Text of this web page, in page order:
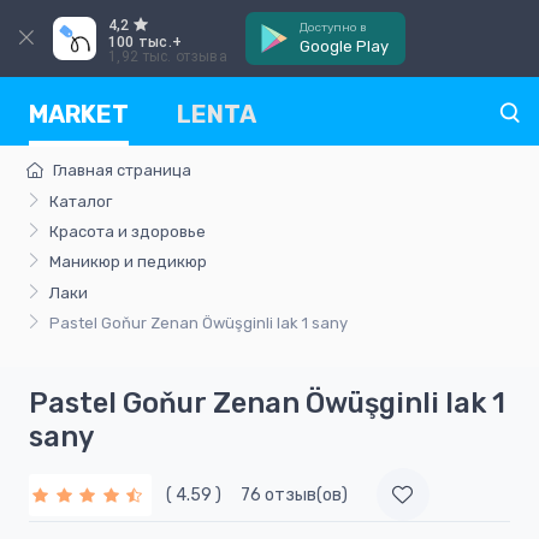
4,2
100 тыс.+
1,92 тыс. отзыва
Доступно в
Google Play
MARKET LENTA
Главная страница
Каталог
Красота и здоровье
Маникюр и педикюр
Лаки
Pastel Goňur Zenan Öwüşginli lak 1 sany
Pastel Goňur Zenan Öwüşginli lak 1
sany
( 4.59 ) 76 отзыв(ов)